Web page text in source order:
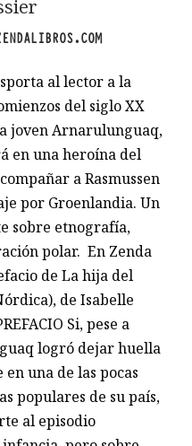
al lector a la
del siglo XX
joven Arnarulunguaq,
en una heroína del
a Rasmussen
por Groenlandia. Un
sobre etnografía,
polar. En Zenda
de La hija del
de Isabelle
Si, pese a
logró dejar huella
una de las pocas
populares de su país,
al episodio